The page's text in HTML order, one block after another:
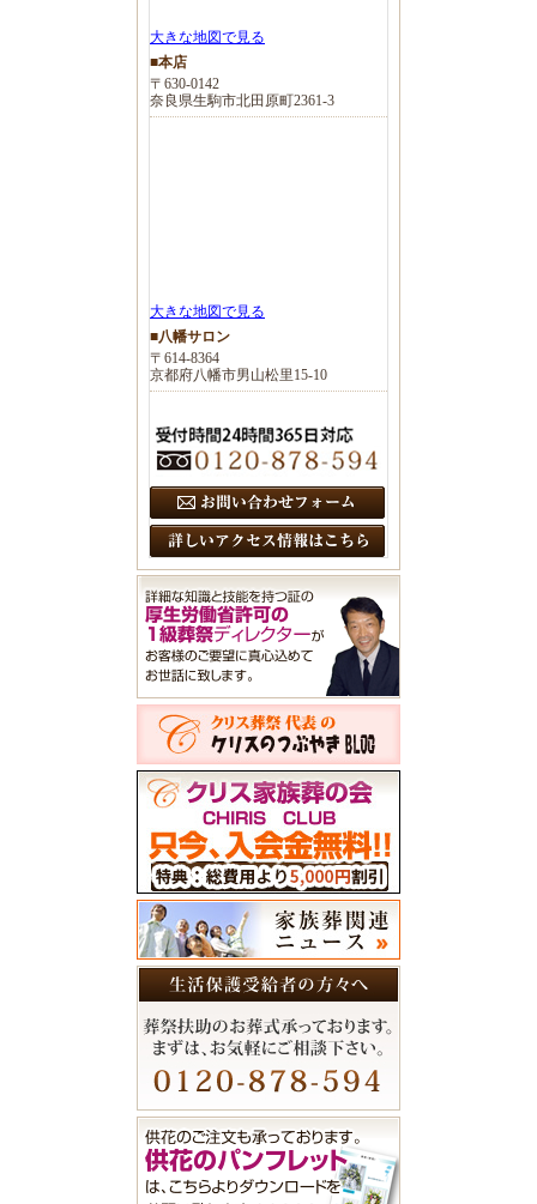
大きな地図で見る
■本店
〒630-0142
奈良県生駒市北田原町2361-3
大きな地図で見る
■八幡サロン
〒614-8364
京都府八幡市男山松里15-10